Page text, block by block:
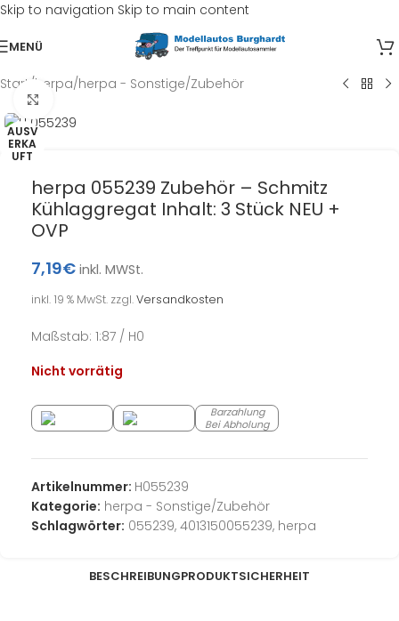
Skip to navigation Skip to main content
MENÜ
Start /herpa/herpa - Sonstige/Zubehör
AUSV
ERKA
UFT
herpa 055239 Zubehör – Schmitz
Kühlaggregat Inhalt: 3 Stück NEU +
OVP
7,19€ inkl. MWSt.
inkl. 19 % MwSt. zzgl.Versandkosten
Maßstab: 1:87 / H0
Nicht vorrätig
Barzahlung
Bei Abholung
Artikelnummer: H055239
Kategorie: herpa - Sonstige/Zubehör
Schlagwörter: 055239, 4013150055239, herpa
BESCHREIBUNGPRODUKTSICHERHEIT